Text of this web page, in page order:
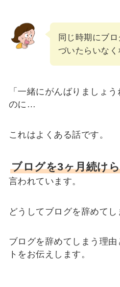
同じ時期にブ
づいたらいな
「一緒にがんばりましょ
のに…
これはよくある話です。
ブログを3ヶ月続け
言われています。
どうしてブログを辞めてし
ブログを辞めてしまう理
トをお伝えします。